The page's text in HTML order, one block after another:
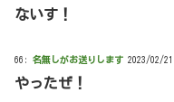
ないす！
66: 名無しがお送りします 2023/02/
やったぜ！